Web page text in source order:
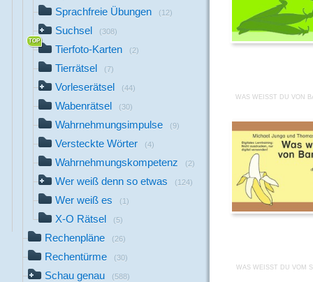
Sprachfreie Übungen (12)
Suchsel (308)
Tierfoto-Karten (2)
Tierrätsel (7)
Vorleserätsel (44)
Wabenrätsel (30)
Wahrnehmungsimpulse (9)
Versteckte Wörter (4)
Wahrnehmungskompetenz (2)
Wer weiß denn so etwas (124)
Wer weiß es (1)
X-O Rätsel (5)
Rechenpläne (26)
Rechentürme (30)
Schau genau (588)
WAS WEISST DU VON
WAS WEISST DU VOM